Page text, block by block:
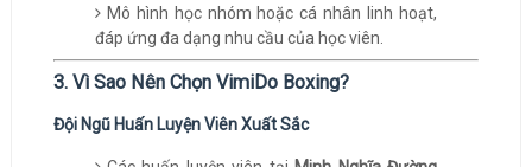
Mô hình học nhóm hoặc cá nhân linh hoạt,
đáp ứng đa dạng nhu cầu của học viên.
3. Vì Sao Nên Chọn VimiDo Boxing?
Đội Ngũ Huấn Luyện Viên Xuất Sắc